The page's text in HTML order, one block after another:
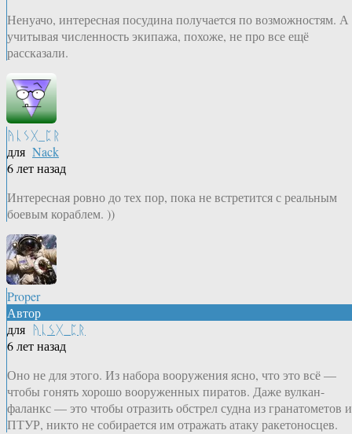
Ненуачо, интересная посудина получается по возможностям. А
учитывая численность экипажа, похоже, не про все ещё
рассказали.
ᚤᚳᛊᚷ_ᛈᚱ
для Nack
6 лет назад
Интересная ровно до тех пор, пока не встретится с реальным
боевым кораблем. ))
Proper
Автор
для ᚤᚳᛊᚷ_ᛈᚱ
6 лет назад
Оно не для этого. Из набора вооружения ясно, что это всё —
чтобы гонять хорошо вооруженных пиратов. Даже вулкан-
фаланкс — это чтобы отразить обстрел судна из гранатометов и
ПТУР, никто не собирается им отражать атаку ракетоносцев.